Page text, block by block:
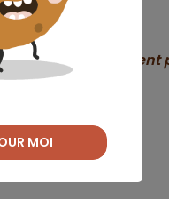
ces travaux ne soient
MOI